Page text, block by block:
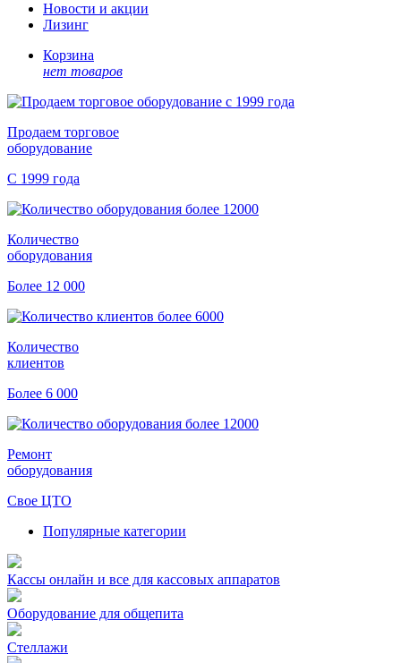
Новости и акции
Лизинг
Корзина
нет товаров
Продаем торговое
оборудование
С 1999 года
Количество
оборудования
Более 12 000
Количество
клиентов
Более 6 000
Ремонт
оборудования
Свое ЦТО
Популярные категории
Кассы онлайн и все для кассовых аппаратов
Оборудование для общепита
Стеллажи